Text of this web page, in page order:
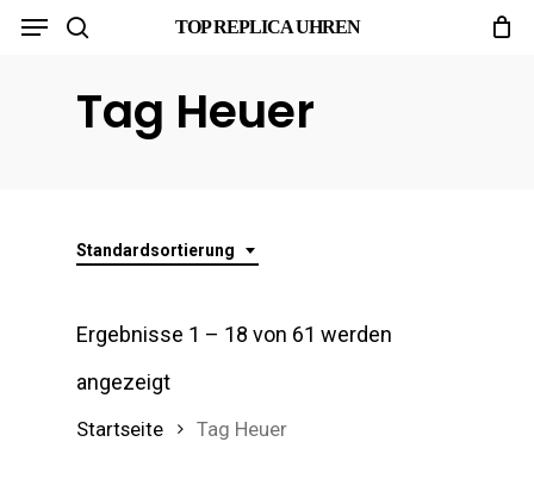
Skip
TOP REPLICA UHREN
Menu
Tag Heuer
Standardsortierung
Ergebnisse 1 – 18 von 61 werden
angezeigt
Startseite Tag Heuer